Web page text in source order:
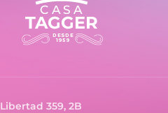
Libertad 359, 2B